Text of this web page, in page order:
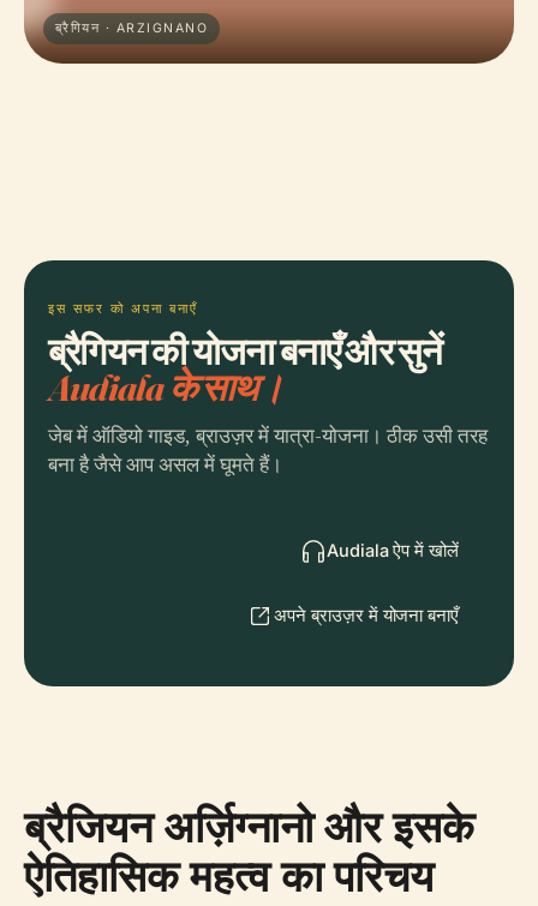
ब्रैगियन · ARZIGNANO
इस सफर को अपना बनाएँ
ब्रैगियन की योजना बनाएँ और सुनें
Audiala के साथ।
जेब में ऑडियो गाइड, ब्राउज़र में यात्रा-योजना। ठीक उसी तरह
बना है जैसे आप असल में घूमते हैं।
Audiala ऐप में खोलें
अपने ब्राउज़र में योजना बनाएँ
ब्रैजियन अर्ज़िग्नानो और इसके
ऐतिहासिक महत्व का परिचय